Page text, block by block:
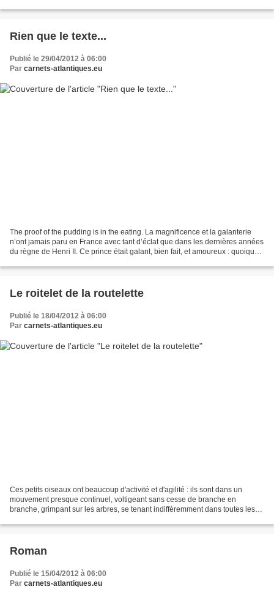
Rien que le texte...
Publié le 29/04/2012 à 06:00
Par carnets-atlantiques.eu
The proof of the pudding is in the eating. La magnificence et la galanterie
n’ont jamais paru en France avec tant d’éclat que dans les dernières années
du règne de Henri II. Ce prince était galant, bien fait, et amoureux : quoique
Le roitelet de la routelette
Publié le 18/04/2012 à 06:00
Par carnets-atlantiques.eu
Ces petits oiseaux ont beaucoup d'activité et d'agilité : ils sont dans un
mouvement presque continuel, voltigeant sans cesse de branche en
branche, grimpant sur les arbres, se tenant indifféremment dans toutes les
Roman
Publié le 15/04/2012 à 06:00
Par carnets-atlantiques.eu